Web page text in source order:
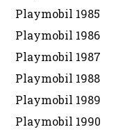
Playmobil 1985
Playmobil 1986
Playmobil 1987
Playmobil 1988
Playmobil 1989
Playmobil 1990